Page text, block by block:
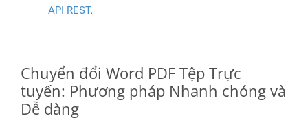
API REST.
Chuyển đổi Word PDF Tệp Trực
tuyến: Phương pháp Nhanh chóng và
Dễ dàng